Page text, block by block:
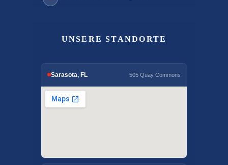
UNSERE STANDORTE
Sarasota, FL 505 Quay Commons